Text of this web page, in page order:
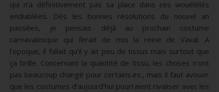
qui n’a définitivement pas sa place dans ces wouélélés
endiablées. Dès les bonnes résolutions du nouvel an
passées, je pensais déjà au prochain costume
carnavalesque qui ferait de moi la reine de Vaval. A
l’epoque, il fallait qu’il y ait peu de tissus mais surtout que
ça brille. Concernant la quantité de tissu, les choses n’ont
pas beaucoup changé pour certains.es., mais il faut avouer
que les costumes d’aujourd’hui pourraient rivaliser avec les